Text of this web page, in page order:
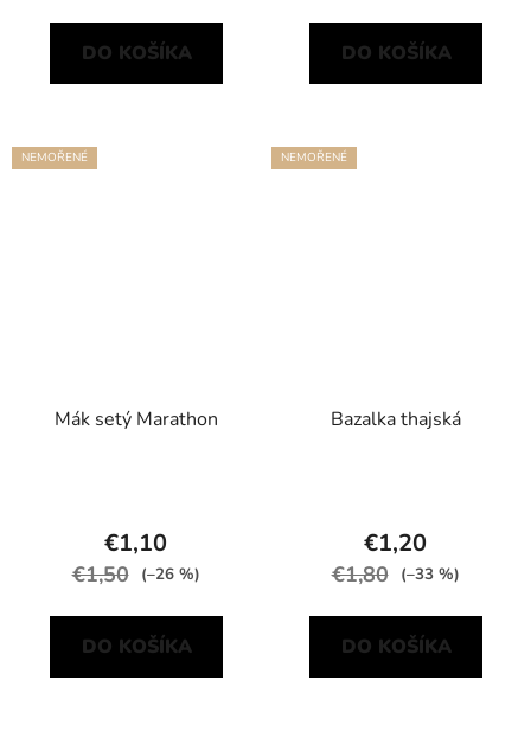
DO KOŠÍKA DO KOŠÍKA
NEMOŘENÉ
Mák setý Marathon
€1,10
€1,50 (–26 %)
DO KOŠÍKA
NEMOŘENÉ
Bazalka thajská
€1,20
€1,80 (–33 %)
DO KOŠÍKA